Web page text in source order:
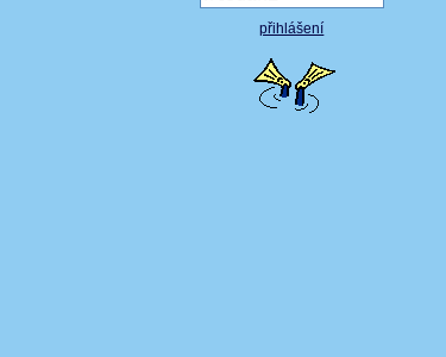
přihlášení